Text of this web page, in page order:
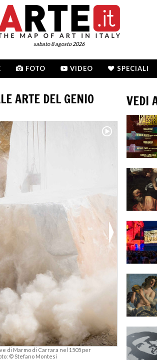
sabato 8 agosto 2026
FOTO VIDEO SPECIALI
ARTE DEL GENIO
di Marmo di Carrara nel 1505 per
© Stefano Montesi
VEDI